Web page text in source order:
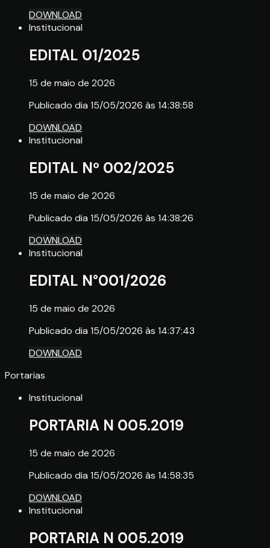
DOWNLOAD
Institucional
EDITAL 01/2025
15 de maio de 2026
Publicado dia 15/05/2026 às 14:38:58
DOWNLOAD
Institucional
EDITAL Nº 002/2025
15 de maio de 2026
Publicado dia 15/05/2026 às 14:38:26
DOWNLOAD
Institucional
EDITAL N°001/2026
15 de maio de 2026
Publicado dia 15/05/2026 às 14:37:43
DOWNLOAD
Portarias
Institucional
PORTARIA N 005.2019
15 de maio de 2026
Publicado dia 15/05/2026 às 14:58:35
DOWNLOAD
Institucional
PORTARIA N 005.2019